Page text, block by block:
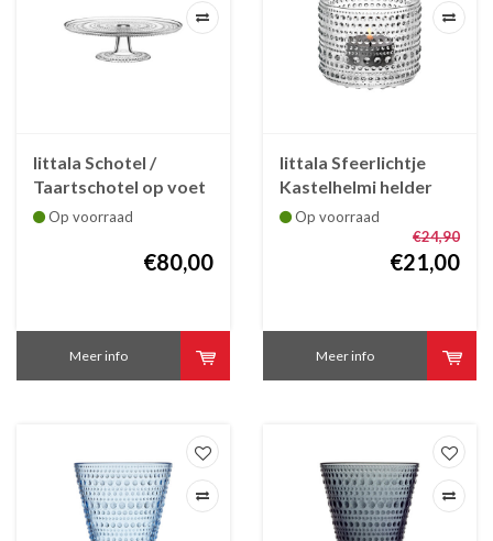
Iittala Schotel /
Taartschotel op voet
kristal Kastelhelmi
Op voorraad
€80,00
Meer info
Iittala Sfeerlichtje
Kastelhelmi helder
Op voorraad
€24,90
€21,00
Meer info